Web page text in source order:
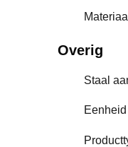
Overig
Staal
Eenheid